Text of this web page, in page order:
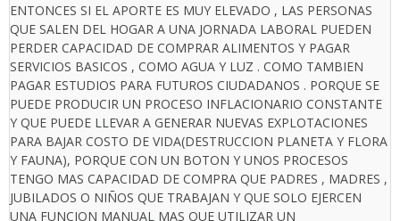
ENTONCES SI EL APORTE ES MUY ELEVADO , LAS PERSONAS
QUE SALEN DEL HOGAR A UNA JORNADA LABORAL PUEDEN
PERDER CAPACIDAD DE COMPRAR ALIMENTOS Y PAGAR
SERVICIOS BASICOS , COMO AGUA Y LUZ . COMO TAMBIEN
PAGAR ESTUDIOS PARA FUTUROS CIUDADANOS . PORQUE SE
PUEDE PRODUCIR UN PROCESO INFLACIONARIO CONSTANTE
Y QUE PUEDE LLEVAR A GENERAR NUEVAS EXPLOTACIONES
PARA BAJAR COSTO DE VIDA(DESTRUCCION PLANETA Y FLORA
Y FAUNA), PORQUE CON UN BOTON Y UNOS PROCESOS
TENGO MAS CAPACIDAD DE COMPRA QUE PADRES , MADRES ,
JUBILADOS O NIÑOS QUE TRABAJAN Y QUE SOLO EJERCEN
UNA FUNCION MANUAL MAS QUE UTILIZAR UN